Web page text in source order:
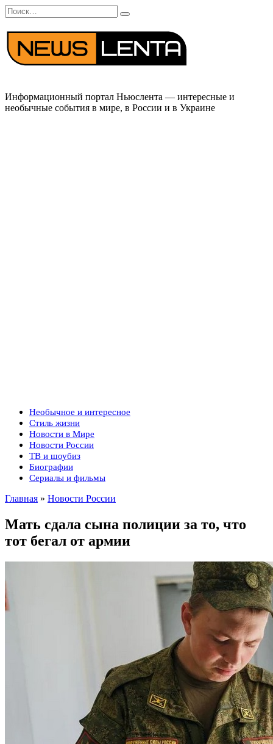
Перейти
к
содержанию
Search
for:
Информационный портал Ньюслента — интересные и
необычные события в мире, в России и в Украине
Необычное и интересное
Стиль жизни
Новости в Мире
Новости России
ТВ и шоубиз
Биографии
Сериалы и фильмы
Главная » Новости России
Мать сдала сына полиции за то, что
тот бегал от армии